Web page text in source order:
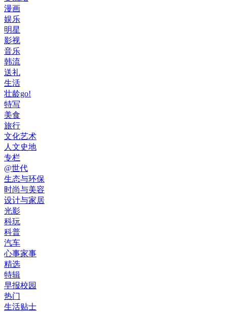
漫画
娱乐
明星
影视
音乐
韩流
送礼
生活
壮龄go!
特写
美食
旅行
文化艺术
人文史地
专栏
@世代
生态与环保
时尚与美容
设计与家居
光影
科玩
科普
汽车
心事家事
精选
特辑
早报校园
热门
生活贴士